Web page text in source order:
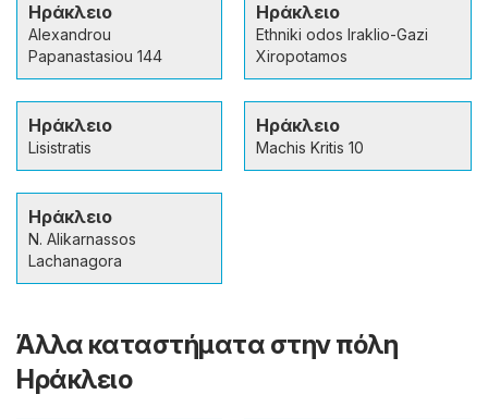
Ηράκλειο
Alexandrou
Papanastasiou 144
Ηράκλειο
Ethniki odos Iraklio-Gazi
Xiropotamos
Ηράκλειο
Lisistratis
Ηράκλειο
Machis Kritis 10
Ηράκλειο
N. Alikarnassos
Lachanagora
Άλλα καταστήματα στην πόλη
Ηράκλειο